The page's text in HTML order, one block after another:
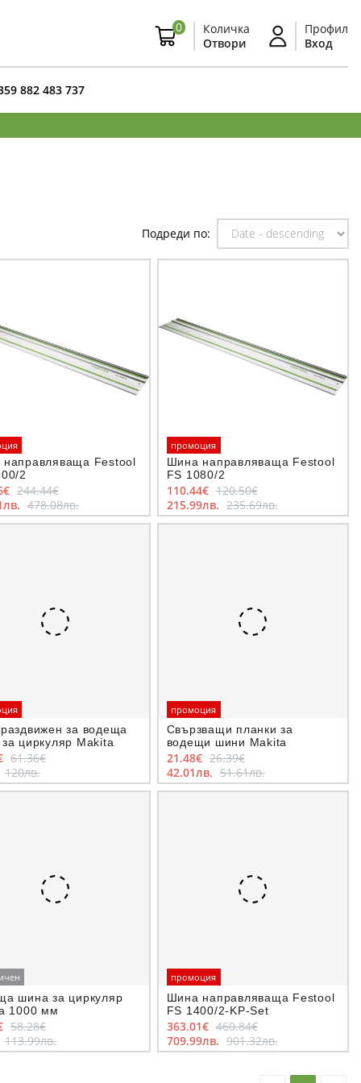
0
Количка
Отвори
Профил
Вход
882 483 737
Подреди по:
Festool
2
244.44€
478.08лв.
промоция
Шина направляваща Festool
FS 1080/2
110.44€ 120.50€
215.99лв. 235.69лв.
за водеща
циркуляр Makita
61.36€
120лв.
промоция
Свързващи планки за
водещи шини Makita
21.48€ 26.39€
42.01лв. 51.61лв.
шина за циркуляр
1000 мм
58.28€
113.99лв.
промоция
Шина направляваща Festool
FS 1400/2-KP-Set
363.01€ 460.84€
709.99лв. 901.32лв.